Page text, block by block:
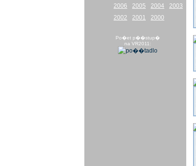
2006
2005 2004
2003
2002
2001 2000
Po�et p��stup�
na VR2011: